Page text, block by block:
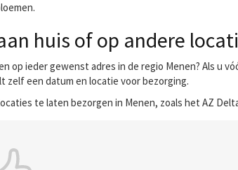
huis of op andere
op ieder gewenst adres in de regio Menen? Als u
zelf een datum en locatie voor bezorging.
te laten bezorgen in Menen, zoals het AZ